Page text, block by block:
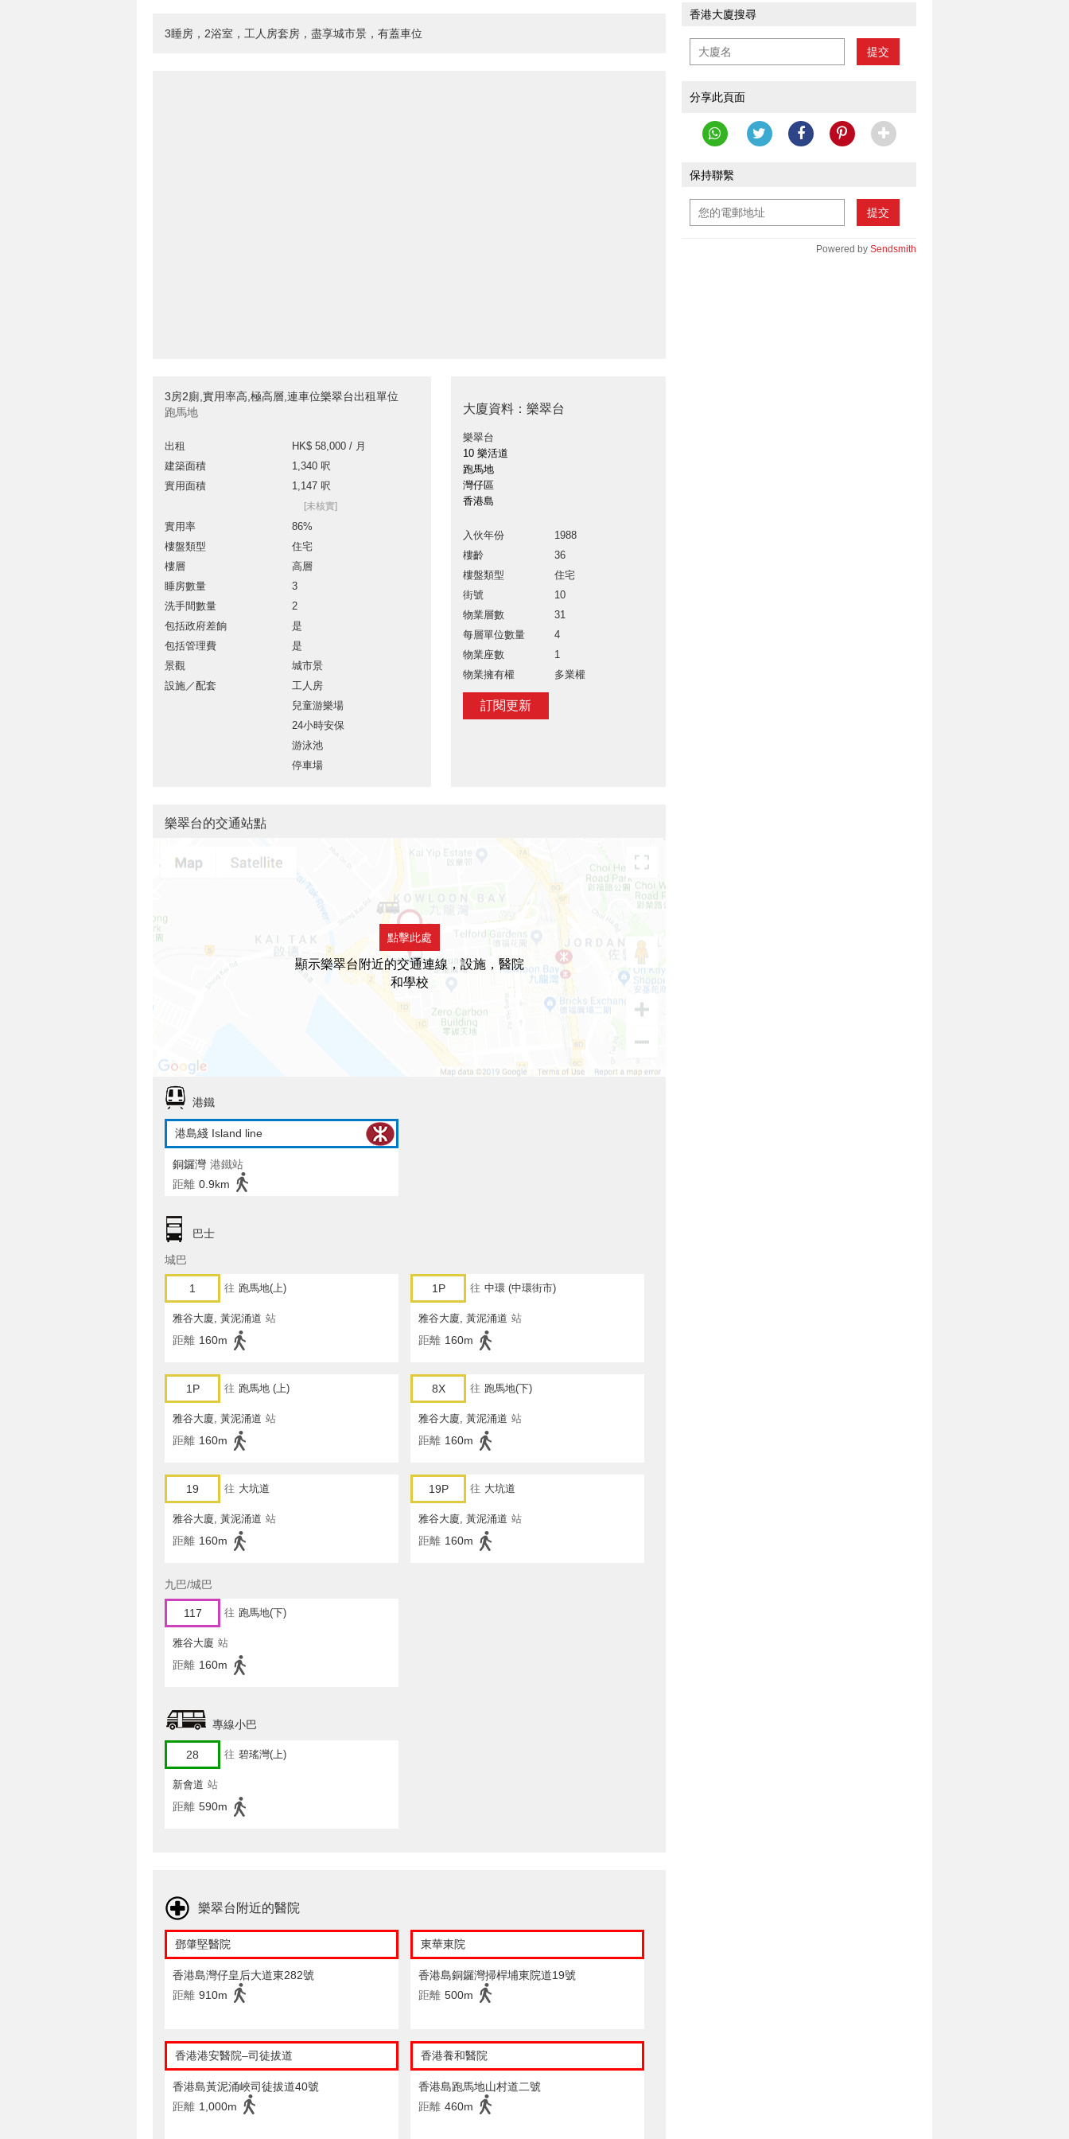
3睡房，2浴室，工人房套房，盡享城市景，有蓋車位
3房2廁,實用率高,極高層,連車位樂翠台出租單位
跑馬地
出租
HK$ 58,000 / 月
建築面積
1,340 呎
實用面積
1,147 呎
[未核實]
實用率
86%
樓盤類型
住宅
樓層
高層
睡房數量
3
洗手間數量
2
包括政府差餉
是
包括管理費
是
景觀
城市景
設施／配套
工人房
兒童游樂場
24小時安保
游泳池
停車場
大廈資料：樂翠台
樂翠台
10 樂活道
跑馬地
灣仔區
香港島
入伙年份
1988
樓齡
36
樓盤類型
住宅
街號
10
物業層數
31
每層單位數量
4
物業座數
1
物業擁有權
多業權
訂閱更新
香港大廈搜尋
提交
分享此頁面
保持聯繫
提交
Powered by Sendsmith
樂翠台的交通站點
點擊此處
顯示樂翠台附近的交通連線，設施，醫院
和學校
港鐵
港島綫 Island line
銅鑼灣 港鐵站
距離 0.9km
巴士
城巴
1 往 跑馬地(上)
雅谷大廈, 黃泥涌道 站
距離 160m
1P 往 中環 (中環街市)
雅谷大廈, 黃泥涌道 站
距離 160m
1P 往 跑馬地 (上)
雅谷大廈, 黃泥涌道 站
距離 160m
8X 往 跑馬地(下)
雅谷大廈, 黃泥涌道 站
距離 160m
19 往 大坑道
雅谷大廈, 黃泥涌道 站
距離 160m
19P 往 大坑道
雅谷大廈, 黃泥涌道 站
距離 160m
九巴/城巴
117 往 跑馬地(下)
雅谷大廈 站
距離 160m
專線小巴
28 往 碧瑤灣(上)
新會道 站
距離 590m
樂翠台附近的醫院
鄧肇堅醫院
香港島灣仔皇后大道東282號
距離 910m
東華東院
香港島銅鑼灣掃桿埔東院道19號
距離 500m
香港港安醫院–司徒拔道
香港島黃泥涌峽司徒拔道40號
距離 1,000m
香港養和醫院
香港島跑馬地山村道二號
距離 460m